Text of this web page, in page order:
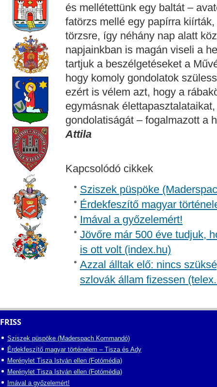
és mellétettünk egy baltát –
fatörzs mellé egy papírra
törzsre, így néhány nap alatt
napjainkban is magán viseli a
tartjuk a beszélgetéseket a
hogy komoly gondolatok
ezért is vélem azt, hogy a
egymásnak
gondolatiságát – fogalmazott a
Attila
Kapcsolódó cikkek
Sziszek püspöke
Érdekfeszítő magyar
Imával a győzelemért!
Jövőre már 500 éve tudjuk,
is ott volt (index.hu)
Azzal álltak elő: nincs
szlovák állam fizessen
FRISS
Sziszek püspöke (Maderspach Kommandó)
Érdekfeszítő magyar történelem – Tisza és Ady
Merénylet Tisza István ellen (Fotómédia)
Merénylet Tisza István ellen (Fotómédia)
Imával a győzelemért!